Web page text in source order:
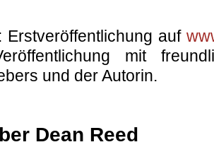
Erstveröffentlichung auf
mit
und der Autorin.
Dean Reed